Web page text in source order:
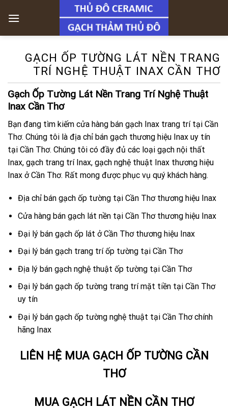
GẠCH ỐP TƯỜNG LÁT NỀN TRANG
TRÍ NGHỆ THUẬT INAX CẦN THƠ
Gạch Ốp Tường Lát Nền Trang Trí Nghệ Thuật
Inax Cần Thơ
Bạn đang tìm kiếm cửa hàng bán gạch Inax trang trí tại Cần
Thơ. Chúng tôi là địa chỉ bán gạch thương hiệu Inax uy tín
tại Cần Thơ. Chúng tôi có đầy đủ các loại gạch nội thất
Inax, gạch trang trí Inax, gạch nghệ thuật Inax thương hiệu
Inax ở Cần Thơ. Rất mong được phục vụ quý khách hàng.
Địa chỉ bán gạch ốp tường tại Cần Thơ thương hiệu Inax
Cửa hàng bán gạch lát nền tại Cần Thơ thương hiệu Inax
Đại lý bán gạch ốp lát ở Cần Thơ thương hiệu Inax
Đại lý bán gạch trang trí ốp tường tại Cần Thơ
Địa lý bán gạch nghệ thuật ốp tường tại Cần Thơ
Đại lý bán gạch ốp tường trang trí mặt tiền tại Cần Thơ
uy tín
Đại lý bán gạch ốp tường nghệ thuật tại Cần Thơ chính
hãng Inax
LIÊN HỆ MUA GẠCH ỐP TƯỜNG CẦN
THƠ
MUA GẠCH LÁT NỀN CẦN THƠ